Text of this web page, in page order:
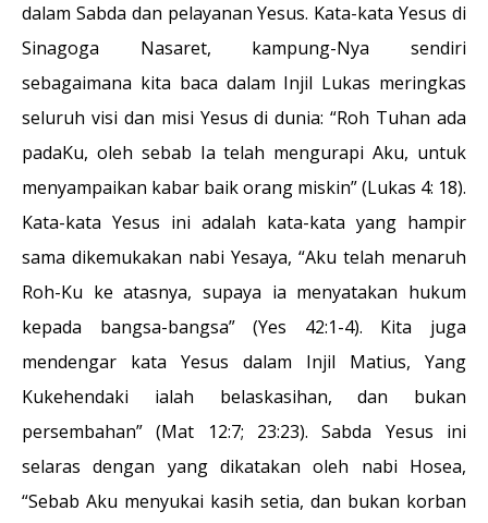
dalam Sabda dan pelayanan Yesus. Kata-kata Yesus di
Sinagoga Nasaret, kampung-Nya sendiri
sebagaimana kita baca dalam Injil Lukas meringkas
seluruh visi dan misi Yesus di dunia: “Roh Tuhan ada
padaKu, oleh sebab Ia telah mengurapi Aku, untuk
menyampaikan kabar baik orang miskin” (Lukas 4: 18).
Kata-kata Yesus ini adalah kata-kata yang hampir
sama dikemukakan nabi Yesaya, “Aku telah menaruh
Roh-Ku ke atasnya, supaya ia menyatakan hukum
kepada bangsa-bangsa” (Yes 42:1-4). Kita juga
mendengar kata Yesus dalam Injil Matius, Yang
Kukehendaki ialah belaskasihan, dan bukan
persembahan” (Mat 12:7; 23:23). Sabda Yesus ini
selaras dengan yang dikatakan oleh nabi Hosea,
“Sebab Aku menyukai kasih setia, dan bukan korban